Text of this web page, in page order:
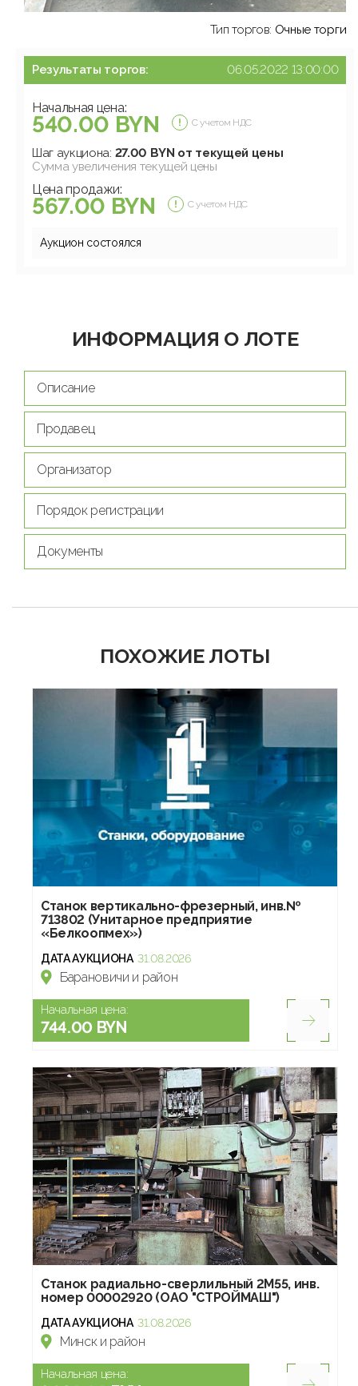
Тип торгов: Очные торги
Результаты торгов: 06.05.2022 13:00:00
Начальная цена:
540.00 BYN С учетом НДС
Шаг аукциона: 27.00 BYN от текущей цены
Сумма увеличения текущей цены
Цена продажи:
567.00 BYN С учетом НДС
Аукцион состоялся
ИНФОРМАЦИЯ О ЛОТЕ
Описание
Продавец
Организатор
Порядок регистрации
Документы
ПОХОЖИЕ ЛОТЫ
Станок вертикально-фрезерный, инв.№
713802 (Унитарное предприятие
«Белкоопмех»)
ДАТА АУКЦИОНА 31.08.2026
Барановичи и район
Начальная цена:
744.00 BYN
Станок радиально-сверлильный 2М55, инв.
номер 00002920 (ОАО "СТРОЙМАШ")
ДАТА АУКЦИОНА 31.08.2026
Минск и район
Начальная цена: